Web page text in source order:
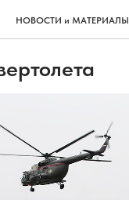
НОВОСТИ и МАТЕРИАЛЫ